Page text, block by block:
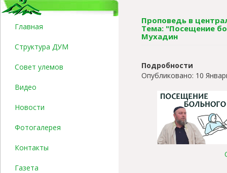
Главная
Структура ДУМ
Совет улемов
Видео
Новости
Фотогалерея
Контакты
Газета
Проповедь в
Тема: "Посещение
Мухадин
Подробности
Опубликовано: 10